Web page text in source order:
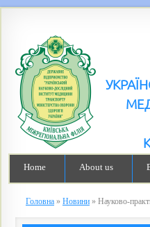
Home About us
Головна » Новини » Науково-